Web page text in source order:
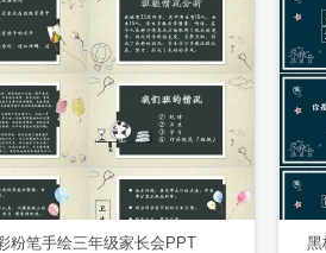
粉笔手绘三年级家长会PPT